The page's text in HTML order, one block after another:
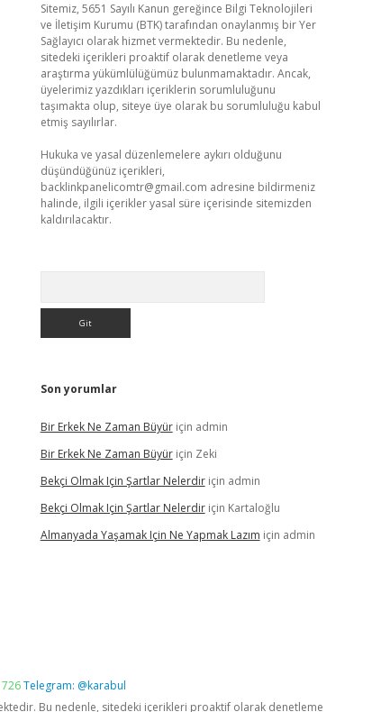
Sitemiz, 5651 Sayılı Kanun gereğince Bilgi Teknolojileri
ve İletişim Kurumu (BTK) tarafından onaylanmış bir Yer
Sağlayıcı olarak hizmet vermektedir. Bu nedenle,
sitedeki içerikleri proaktif olarak denetleme veya
araştırma yükümlülüğümüz bulunmamaktadır. Ancak,
üyelerimiz yazdıkları içeriklerin sorumluluğunu
taşımakta olup, siteye üye olarak bu sorumluluğu kabul
etmiş sayılırlar.
Hukuka ve yasal düzenlemelere aykırı olduğunu
düşündüğünüz içerikleri,
backlinkpanelicomtr@gmail.com adresine bildirmeniz
halinde, ilgili içerikler yasal süre içerisinde sitemizden
kaldırılacaktır.
Son yorumlar
Bir Erkek Ne Zaman Büyüriçin admin
Bir Erkek Ne Zaman Büyüriçin Zeki
Bekçi Olmak Için Şartlar Nelerdiriçin admin
Bekçi Olmak Için Şartlar Nelerdiriçin Kartaloğlu
Almanyada Yaşamak Için Ne Yapmak Lazım için admin
Telegram: @karabul
Bu nedenle, sitedeki içerikleri proaktif olarak denetleme